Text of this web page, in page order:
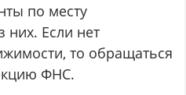
по месту
них. Если нет
то обращаться
ФНС.